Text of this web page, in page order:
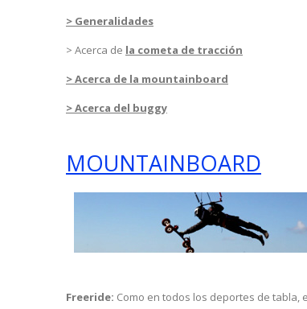
> Generalidades
> Acerca de la cometa de tracción
> Acerca de la mountainboard
> Acerca del buggy
MOUNTAINBOARD
Freeride: Como en todos los deportes de